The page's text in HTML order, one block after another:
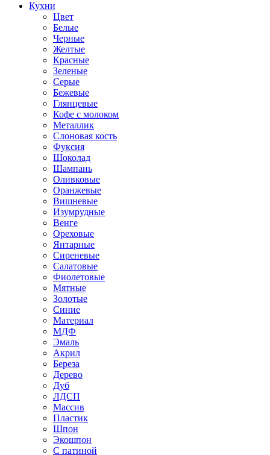
Кухни
Цвет
Белые
Черные
Желтые
Красные
Зеленые
Серые
Бежевые
Глянцевые
Кофе с молоком
Металлик
Слоновая кость
Фуксия
Шоколад
Шампань
Оливковые
Оранжевые
Вишневые
Изумрудные
Венге
Ореховые
Янтарные
Сиреневые
Салатовые
Фиолетовые
Мятные
Золотые
Синие
Материал
МДФ
Эмаль
Акрил
Береза
Дерево
Дуб
ЛДСП
Массив
Пластик
Шпон
Экошпон
С патиной